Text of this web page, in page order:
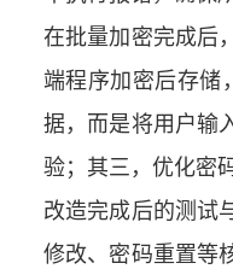
在批量加密完成后
端程序加密后存储
据，而是将用户输
验；其三，优化密
改造完成后的测试
修改、密码重置等